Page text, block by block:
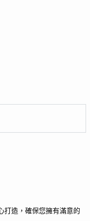
打造，確保您擁有滿意的